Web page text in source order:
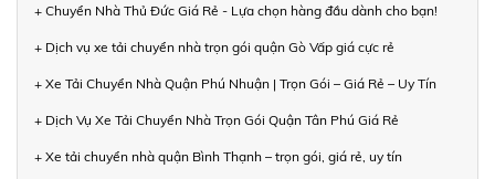
+ Chuyển Nhà Thủ Đức Giá Rẻ - Lựa chọn hàng đầu dành cho bạn!
+ Dịch vụ xe tải chuyển nhà trọn gói quận Gò Vấp giá cực rẻ
+ Xe Tải Chuyển Nhà Quận Phú Nhuận | Trọn Gói – Giá Rẻ – Uy Tín
+ Dịch Vụ Xe Tải Chuyển Nhà Trọn Gói Quận Tân Phú Giá Rẻ
+ Xe tải chuyển nhà quận Bình Thạnh – trọn gói, giá rẻ, uy tín